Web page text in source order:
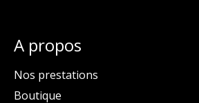
A propos
Nos prestations
Boutique